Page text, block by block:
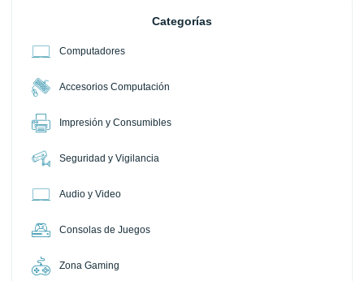
Categorías
Computadores
Accesorios Computación
Impresión y Consumibles
Seguridad y Vigilancia
Audio y Video
Consolas de Juegos
Zona Gaming